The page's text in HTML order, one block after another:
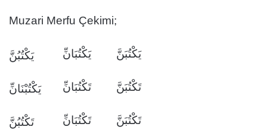
Muzari Merfu Çekimi;
يَكْتُبُنَّ
يَكْتُبْنَانِّ
تَكْتُبُنَّ
يَكْتُبَانِّ
تَكْتُبَانِّ
تَكْتُبَانِّ
يَكْتُبَنَّ
تَكْتُبَنَّ
تَكْتُبَنَّ